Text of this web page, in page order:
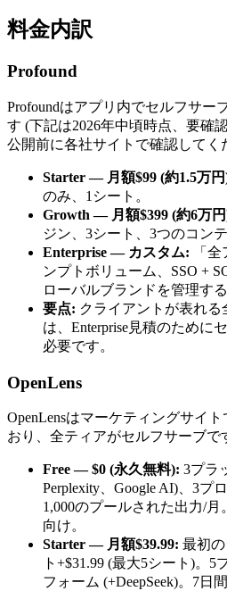
料金内訳
Profound
Profoundはアプリ内でセルフサー
す (下記は2026年中頃時点、要確
公開前に各社サイトで確認してく
Starter — 月額$99 (約1.5万円
のみ、1シート。
Growth — 月額$399 (約6万
ジン、3シート、3つのコン
Enterprise — カスタム: 「
ンプトボリューム、SSO +
ローバルブランドを管理す
要点: クライアントが表れ
は、Enterprise見積のために
必要です。
OpenLens
OpenLensはマーケティングサイ
おり、全ティアがセルフサーブで
Free — $0 (永久無料): 3プラ
Perplexity、Google AI)、3プ
1,000のプールされた出力/
向け。
Starter — 月額$39.99: 最初
ト+$31.99 (最大5シート)。5
フォーム (+DeepSeek)。7日